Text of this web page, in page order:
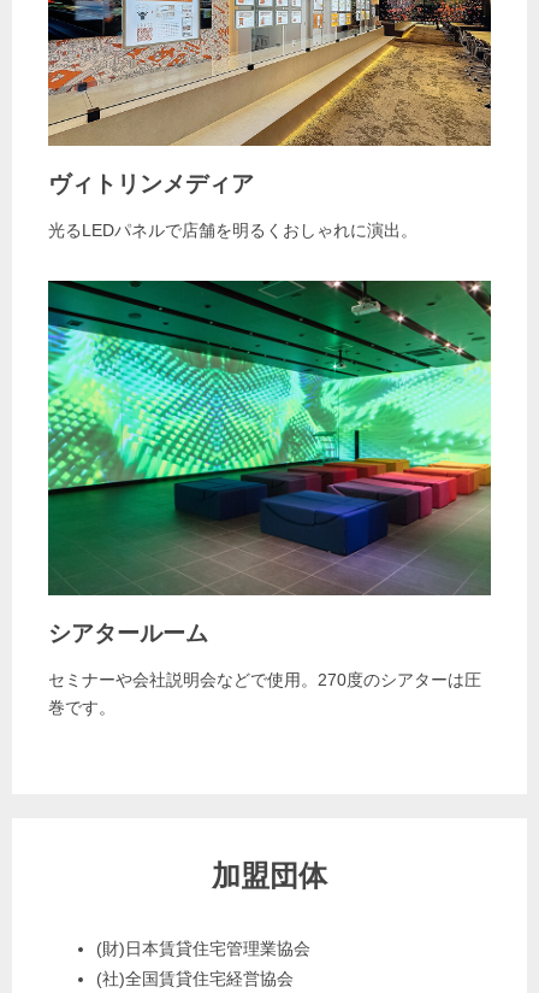
ヴィトリンメディア
光るLEDパネルで店舗を明るくおしゃれに演出。
シアタールーム
セミナーや会社説明会などで使用。270度のシアターは圧
巻です。
加盟団体
(財)日本賃貸住宅管理業協会
(社)全国賃貸住宅経営協会